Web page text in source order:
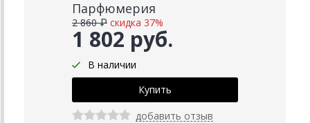
Парфюмерия
1 802 руб.
2 860 ₽ скидка 37%
В наличии
добавить отзыв